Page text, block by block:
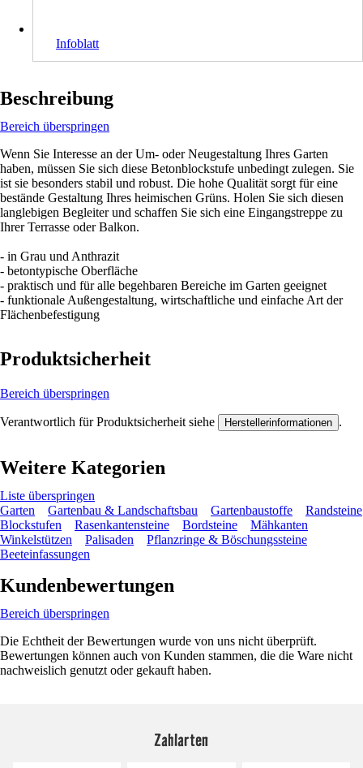
Infoblatt
Beschreibung
Bereich überspringen
Wenn Sie Interesse an der Um- oder Neugestaltung Ihres Garten
haben, müssen Sie sich diese Betonblockstufe unbedingt zulegen. Sie
ist sie besonders stabil und robust. Die hohe Qualität sorgt für eine
bestände Gestaltung Ihres heimischen Grüns. Holen Sie sich diesen
langlebigen Begleiter und schaffen Sie sich eine Eingangstreppe zu
Ihrer Terrasse oder Balkon.
- in Grau und Anthrazit
- betontypische Oberfläche
- praktisch und für alle begehbaren Bereiche im Garten geeignet
- funktionale Außengestaltung, wirtschaftliche und einfache Art der
Flächenbefestigung
Produktsicherheit
Bereich überspringen
Verantwortlich für Produktsicherheit siehe Herstellerinformationen .
Weitere Kategorien
Liste überspringen
Garten
Gartenbau & Landschaftsbau Gartenbaustoffe
Randsteine
Blockstufen
Rasenkantensteine Bordsteine
Mähkanten
Winkelstützen
Palisaden
Pflanzringe & Böschungssteine
Beeteinfassungen
Kundenbewertungen
Bereich überspringen
Die Echtheit der Bewertungen wurde von uns nicht überprüft.
Bewertungen können auch von Kunden stammen, die die Ware nicht
nachweislich genutzt oder gekauft haben.
Zahlarten